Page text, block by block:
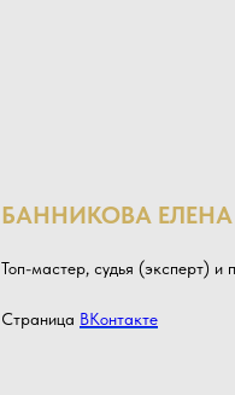
БАННИКОВА ЕЛЕНА
Топ-мастер, судья (эксперт) и
Страница ВКонтакте